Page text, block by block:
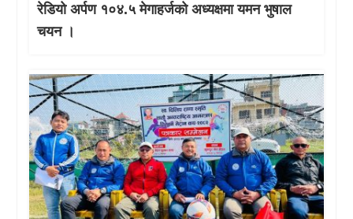
रेडियो अर्पण १०४.५ मेगाहर्जको अध्यक्षमा यमन भुषाल
चयन ।